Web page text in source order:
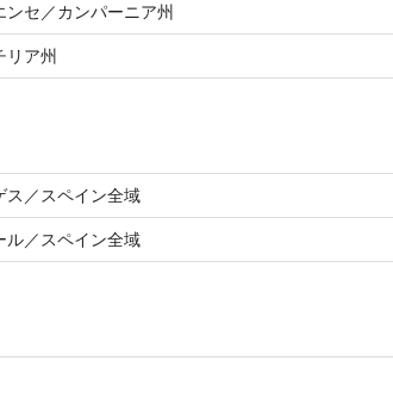
ンセ／カンパーニア州
リア州
ス／スペイン全域
ル／スペイン全域